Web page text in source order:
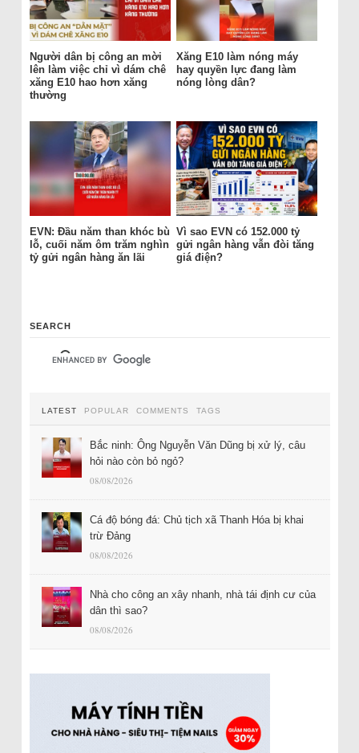
Người dân bị công an mời
lên làm việc chỉ vì dám chê
xăng E10 hao hơn xăng
thường
Xăng E10 làm nóng máy
hay quyền lực đang làm
nóng lòng dân?
EVN: Đầu năm than khóc bù
lỗ, cuối năm ôm trăm nghìn
tỷ gửi ngân hàng ăn lãi
Vì sao EVN có 152.000 tỷ
gửi ngân hàng vẫn đòi tăng
giá điện?
SEARCH
LATEST POPULAR COMMENTS TAGS
Bắc ninh: Ông Nguyễn Văn Dũng bị xử lý, câu
hỏi nào còn bỏ ngỏ?
08/08/2026
Cá độ bóng đá: Chủ tịch xã Thanh Hóa bị khai
trừ Đảng
08/08/2026
Nhà cho công an xây nhanh, nhà tái định cư của
dân thì sao?
08/08/2026